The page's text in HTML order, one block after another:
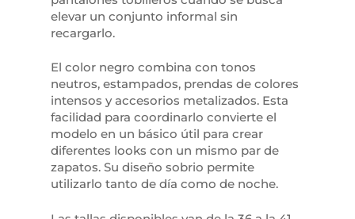
elevar un conjunto informal sin
recargarlo.
El color negro combina con tonos
neutros, estampados, prendas de colores
intensos y accesorios metalizados. Esta
facilidad para coordinarlo convierte el
modelo en un básico útil para crear
diferentes looks con un mismo par de
zapatos. Su diseño sobrio permite
utilizarlo tanto de día como de noche.